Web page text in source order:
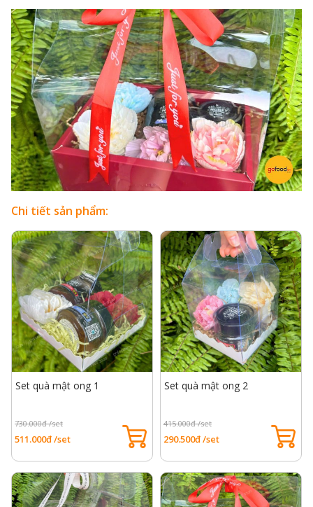
Chi tiết sản phẩm:
Set quà mật ong 1
730.000đ /set
511.000đ /set
Set quà mật ong 2
415.000đ /set
290.500đ /set